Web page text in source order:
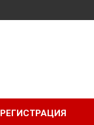
РЕГИСТРАЦИЯ